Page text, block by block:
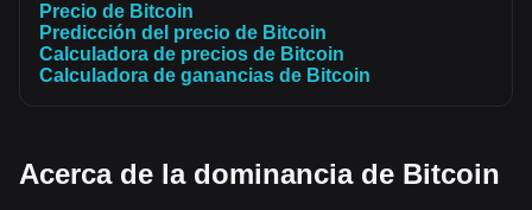
Precio de Bitcoin
Predicción del precio de Bitcoin
Calculadora de precios de Bitcoin
Calculadora de ganancias de Bitcoin
Acerca de la dominancia de Bitcoin